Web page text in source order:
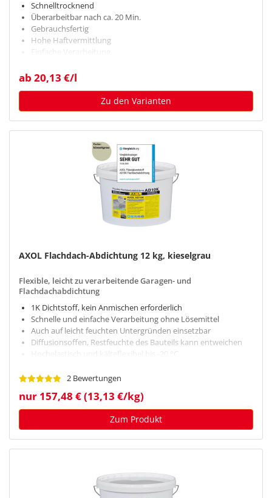
Schnelltrocknend
Überarbeitbar nach ca. 20 Min.
Gebrauchsfertig
Hohe Haftvermittlung
Einfache Verarbeitung
ab 20,13 €/l
Zu den Varianten
AXOL Flachdach-Abdichtung 12 kg, kieselgrau
Flexible, leicht zu verarbeitende Garagen- und
Flachdachabdichtung
1K Dichtstoff, kein Anmischen erforderlich
Schnelle und einfache Verarbeitung ohne Lösemittel
Auch auf leicht feuchten Untergründen einsetzbar
Diffusionsoffen, Restfeuchte des Bauteils kann entweichen
Hochelastisch und kälteflexibel bis -20 °C
2 Bewertungen
nur 157,48 € (13,13 €/kg)
Zum Produkt